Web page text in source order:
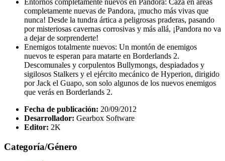
Entornos completamente nuevos en Pandora: Caza en áreas
completamente nuevas de Pandora, ¡mucho más vivas que
nunca! Desde la tundra ártica a peligrosas praderas, pasando
por misteriosas cavernas corrosivas y más allá, ¡Pandora no va
a dejar de sorprenderte!
Enemigos totalmente nuevos: Un montón de enemigos
nuevos te esperan para matarte en Borderlands 2.
Descomunales y corpulentos Bullymongs, despiadados y
sigilosos Stalkers y el ejército mecánico de Hyperion, dirigido
por Jack el Guapo, son solo algunos de los nuevos enemigos
que verás en Borderlands 2.
Fecha de publicación: 20/09/2012
Desarrollador: Gearbox Software
Editor: 2K
Categoría/Género